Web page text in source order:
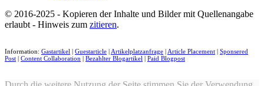
© 2016-2025 - Kopieren der Inhalte und Bilder mit Quellenangabe
erlaubt - Hinweis zum zitieren.
Information: Gastartikel Guestarticle Artikelplatzanfrage Article Placement
Sponsered
Post
Content Collaboration Bezahlter Blogartikel Paid Blogpost